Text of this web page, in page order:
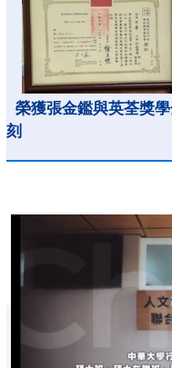
榮獲張金鑑與英荃獎
刻